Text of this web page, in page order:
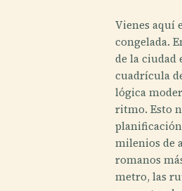
Vienes aquí
congelada.
de la
cuadrícula
lógica
ritmo. Esto
milenios de
romanos
metro, las